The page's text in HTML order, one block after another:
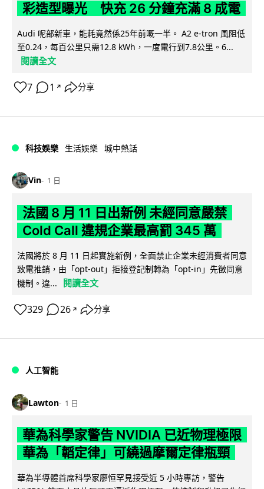
彩造型曝光 快充 26 分鐘充滿 8 成電
Audi 呢部新車，能耗竟然係25年前嘅一半。 A2 e-tron 風阻低
至0.24，每百公里只需12.8 kWh，一度電行到7.8公里。6...
閱讀全文
7 1 ↗ 分享
科技娛樂 生活娛樂 城中熱話
Vin 1 日
法國 8 月 11 日出新例 未經同意嚴禁
Cold Call 違規企業最高罰 345 萬
法國將於 8 月 11 日起實施新例，全面禁止企業未經消費者同意
致電推銷，由「opt-out」拒接登記制轉為「opt-in」先徵同意
機制。違...
閱讀全文
329 26 ↗ 分享
人工智能
Lawton 1 日
華為科學家警告 NVIDIA 已近物理極限
華為「韜定律」可繞過摩爾定律瓶頸
華為半導體首席科學家廖恒罕見接受近 5 小時專訪，警告